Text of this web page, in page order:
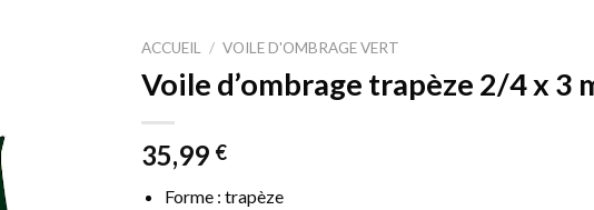
ACCUEIL / VOILE D'OMBRAGE VERT
Voile d’ombrage trapèze 2/4 x 3
35,99 €
Forme : trapèze